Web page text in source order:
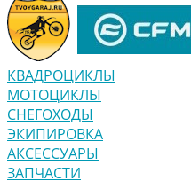
КВАДРОЦИКЛЫ
МОТОЦИКЛЫ
СНЕГОХОДЫ
ЭКИПИРОВКА
АКСЕССУАРЫ
ЗАПЧАСТИ